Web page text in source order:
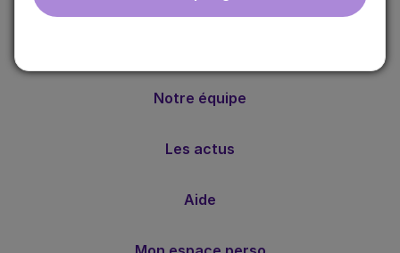
Notre équipe
Les actus
Aide